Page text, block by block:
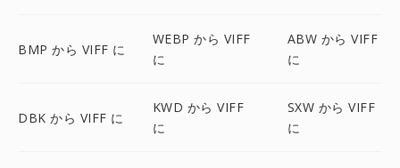
BMP から VIFF に
WEBP から VIFF
に
ABW から VIFF
に
DBK から VIFF に
KWD から VIFF
に
SXW から VIFF
に